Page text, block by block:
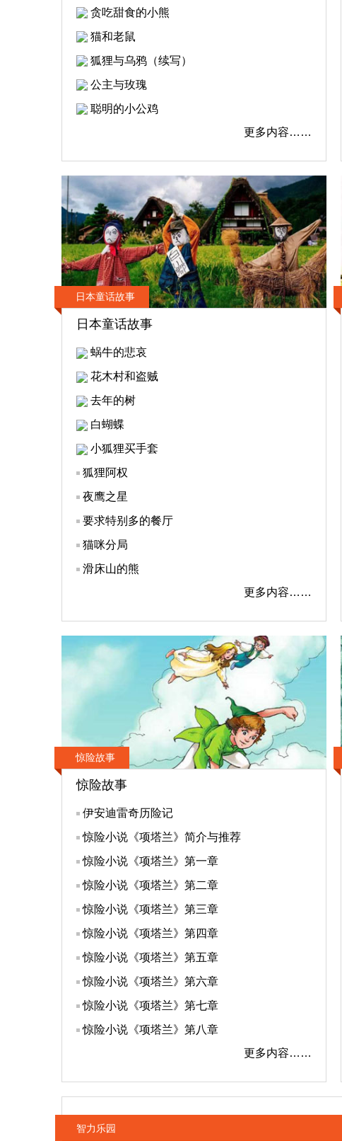
贪吃甜食的小熊
猫和老鼠
狐狸与乌鸦（续写）
公主与玫瑰
聪明的小公鸡
更多内容……
日本童话故事
日本童话故事
蜗牛的悲哀
花木村和盗贼
去年的树
白蝴蝶
小狐狸买手套
狐狸阿权
夜鹰之星
要求特别多的餐厅
猫咪分局
滑床山的熊
更多内容……
惊险故事
惊险故事
伊安迪雷奇历险记
惊险小说《项塔兰》简介与推荐
惊险小说《项塔兰》第一章
惊险小说《项塔兰》第二章
惊险小说《项塔兰》第三章
惊险小说《项塔兰》第四章
惊险小说《项塔兰》第五章
惊险小说《项塔兰》第六章
惊险小说《项塔兰》第七章
惊险小说《项塔兰》第八章
更多内容……
智力乐园